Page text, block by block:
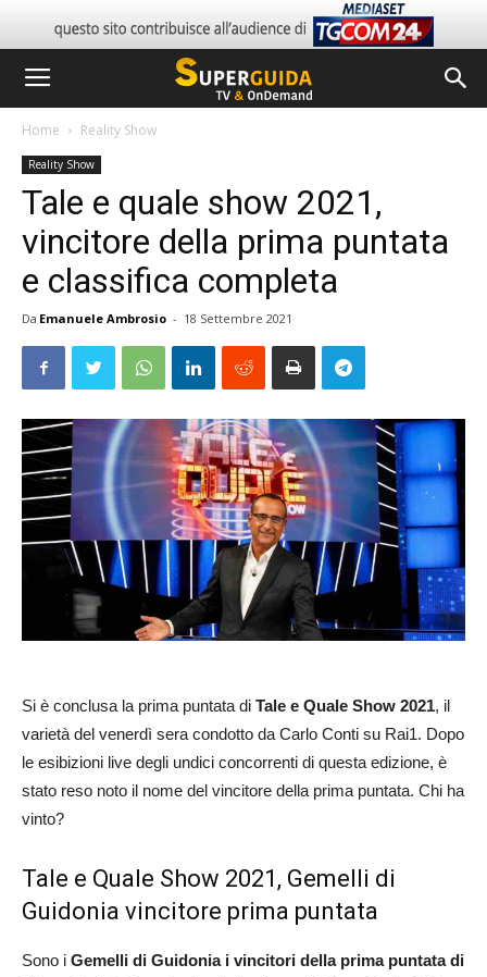
Home Reality Show
Reality Show
Tale e quale show 2021,
vincitore della prima puntata
e classifica completa
Da Emanuele Ambrosio - 18 Settembre 2021
Si è conclusa la prima puntata di Tale e Quale Show 2021, il
varietà del venerdì sera condotto da Carlo Conti su Rai1. Dopo
le esibizioni live degli undici concorrenti di questa edizione, è
stato reso noto il nome del vincitore della prima puntata. Chi ha
vinto?
Tale e Quale Show 2021, Gemelli di
Guidonia vincitore prima puntata
Sono i Gemelli di Guidonia i vincitori della prima puntata di